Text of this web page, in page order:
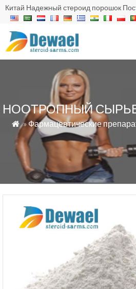
Китай Надежный стероид порошок
НООТРОПНЫЙ
 »Фармацевтические